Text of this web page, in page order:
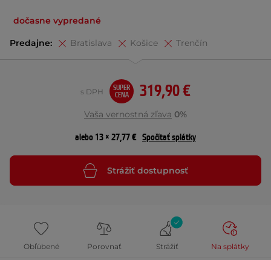
dočasne vypredané
Predajne: Bratislava Košice Trenčín
319,90 €
s DPH
SUPER
CENA
Vaša vernostná zľava 0%
alebo 13 × 27,77 € Spočítať splátky
Strážiť dostupnosť
Obľúbené Porovnať Strážiť Na splátky